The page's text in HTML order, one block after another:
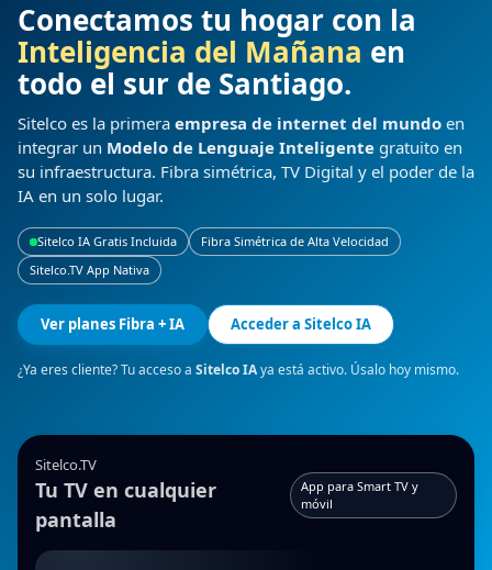
futuro hoy.
Empieza la
experiencia
GRATIS
Ir a
Sitelco
IA
Conectamos tu hogar con la
Inteligencia del Mañana en
todo el sur de Santiago.
Sitelco es la primera empresa de internet del mundo en
integrar un Modelo de Lenguaje Inteligente gratuito en
su infraestructura. Fibra simétrica, TV Digital y el poder de la
IA en un solo lugar.
Sitelco IA Gratis Incluida
Fibra Simétrica de Alta Velocidad
Sitelco.TV App Nativa
Ver planes Fibra + IA Acceder a Sitelco IA
¿Ya eres cliente? Tu acceso a Sitelco IAya está activo. Úsalo hoy mismo.
Sitelco.TV
Tu TV en cualquier
pantalla
App para Smart TV y
móvil